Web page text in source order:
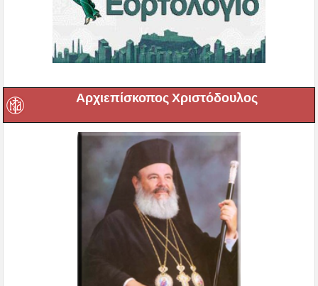
Αρχιεπίσκοπος Χριστόδουλος